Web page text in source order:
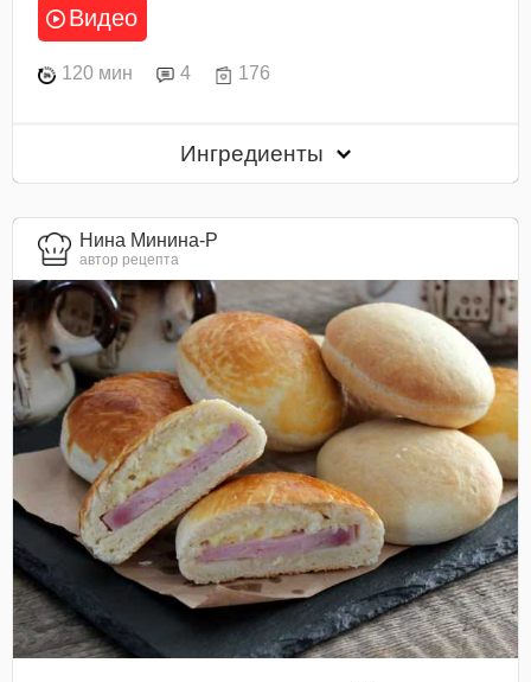
Видео
120 мин 4 176
Ингредиенты
Нина Минина-Р
автор рецепта